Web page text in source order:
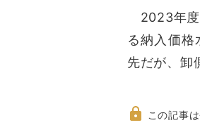
2023年度
る納入価
先だが、卸
この記事